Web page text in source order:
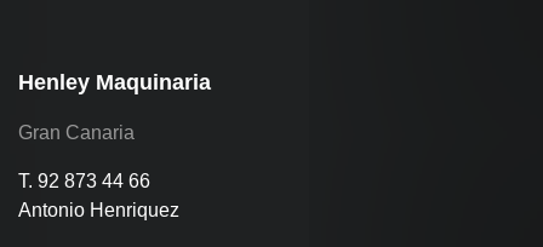
Henley Maquinaria
Gran Canaria
T. 92 873 44 66
Antonio Henriquez